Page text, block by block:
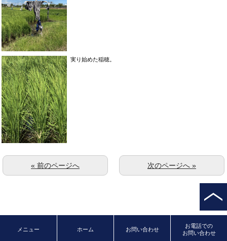
実り始めた稲穂。
次のページへ »
« 前のページへ
メニュー ホーム お問い合わせ
お電話での
お問い合わせ